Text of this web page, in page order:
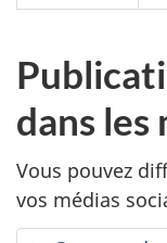
dans les
Vous pouvez
vos médias